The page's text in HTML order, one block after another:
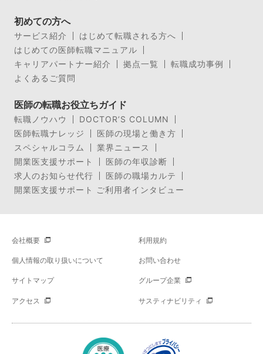
初めての方へ
サービス紹介
はじめて転職される方へ
はじめての医師転職マニュアル
キャリアパートナー紹介
拠点一覧
転職成功事例
よくあるご質問
医師の転職お役立ちガイド
転職ノウハウ
DOCTOR’S COLUMN
医師転職ナレッジ
医師の現場と働き方
スペシャルコラム
業界ニュース
開業医支援サポート
医師の年収診断
求人のお知らせ代行
医師の職場カルテ
開業医支援サポート ご利用者インタビュー
会社概要 利用規約
個人情報の取り扱いについて お問い合わせ
サイトマップ グループ企業
アクセス サスティナビリティ